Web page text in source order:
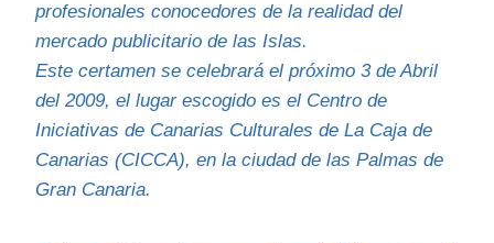
profesionales conocedores de la realidad del
mercado publicitario de las Islas.
Este certamen se celebrará el próximo 3 de Abril
del 2009, el lugar escogido es el Centro de
Iniciativas de Canarias Culturales de La Caja de
Canarias (CICCA), en la ciudad de las Palmas de
Gran Canaria.